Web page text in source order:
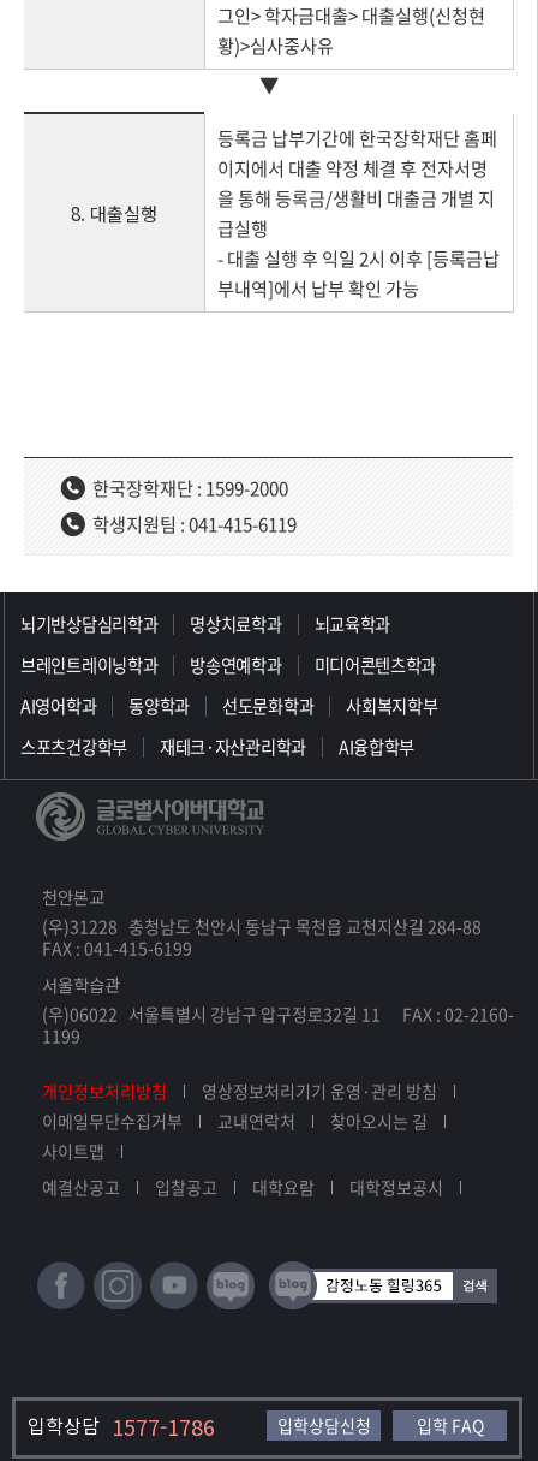
그인> 학자금대출> 대출실행(신청현
황)>심사중사유
▼
8. 대출실행
등록금 납부기간에 한국장학재단 홈페
이지에서 대출 약정 체결 후 전자서명
을 통해 등록금/생활비 대출금 개별 지
급실행
- 대출 실행 후 익일 2시 이후 [등록금납
부내역]에서 납부 확인 가능
한국장학재단 : 1599-2000
학생지원팀 : 041-415-6119
뇌기반상담심리학과 명상치료학과
뇌교육학과
브레인트레이닝학과
방송연예학과
미디어콘텐츠학과
AI영어학과
동양학과 선도문화학과
사회복지학부
스포츠건강학부
재테크·자산관리학과 AI융합학부
천안본교
(우)31228 충청남도 천안시 동남구 목천읍 교천지산길 284-88
FAX : 041-415-6199
서울학습관
(우)06022 서울특별시 강남구 압구정로32길 11 FAX : 02-2160-
1199
개인정보처리방침
영상정보처리기기 운영·관리 방침
이메일무단수집거부
교내연락처
찾아오시는 길
사이트맵
예결산공고
입찰공고 대학요람 대학정보공시
입학상담 1577-1786 입학상담신청 입학 FAQ